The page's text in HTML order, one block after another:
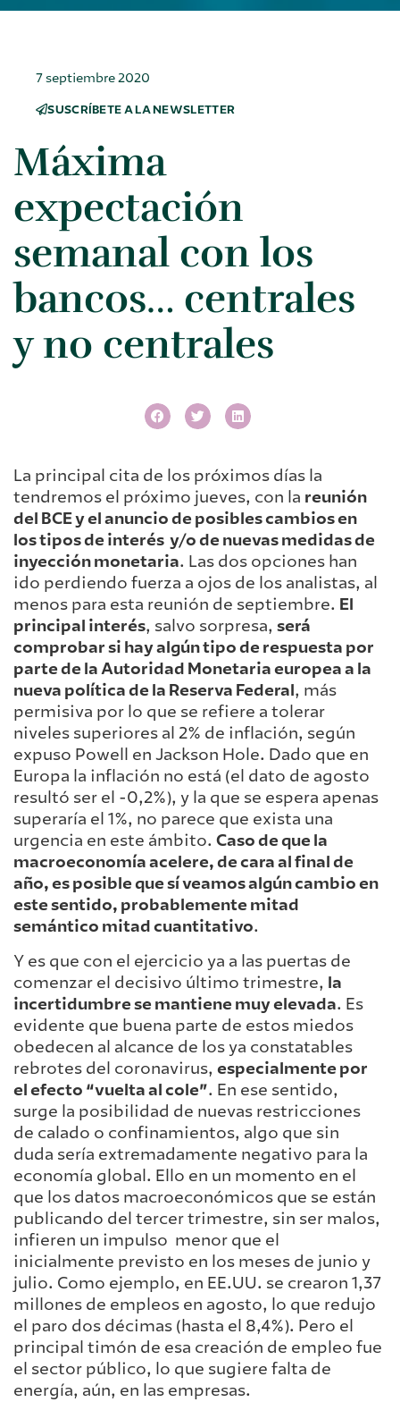
7 septiembre 2020
SUSCRÍBETE A LA NEWSLETTER
Máxima
expectación
semanal con los
bancos… centrales
y no centrales
La principal cita de los próximos días la
tendremos el próximo jueves, con la reunión
del BCE y el anuncio de posibles cambios en
los tipos de interés y/o de nuevas medidas de
inyección monetaria. Las dos opciones han
ido perdiendo fuerza a ojos de los analistas, al
menos para esta reunión de septiembre. El
principal interés, salvo sorpresa, será
comprobar si hay algún tipo de respuesta por
parte de la Autoridad Monetaria europea a la
nueva política de la Reserva Federal, más
permisiva por lo que se refiere a tolerar
niveles superiores al 2% de inflación, según
expuso Powell en Jackson Hole. Dado que en
Europa la inflación no está (el dato de agosto
resultó ser el -0,2%), y la que se espera apenas
superaría el 1%, no parece que exista una
urgencia en este ámbito. Caso de que la
macroeconomía acelere, de cara al final de
año, es posible que sí veamos algún cambio en
este sentido, probablemente mitad
semántico mitad cuantitativo.
Y es que con el ejercicio ya a las puertas de
comenzar el decisivo último trimestre, la
incertidumbre se mantiene muy elevada. Es
evidente que buena parte de estos miedos
obedecen al alcance de los ya constatables
rebrotes del coronavirus, especialmente por
el efecto “vuelta al cole”. En ese sentido,
surge la posibilidad de nuevas restricciones
de calado o confinamientos, algo que sin
duda sería extremadamente negativo para la
economía global. Ello en un momento en el
que los datos macroeconómicos que se están
publicando del tercer trimestre, sin ser malos,
infieren un impulso menor que el
inicialmente previsto en los meses de junio y
julio. Como ejemplo, en EE.UU. se crearon 1,37
millones de empleos en agosto, lo que redujo
el paro dos décimas (hasta el 8,4%). Pero el
principal timón de esa creación de empleo fue
el sector público, lo que sugiere falta de
energía, aún, en las empresas.